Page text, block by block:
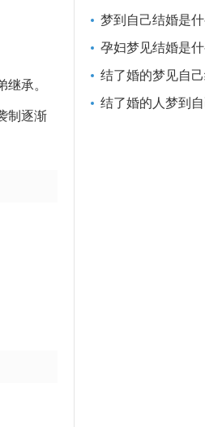
承。
制逐渐
梦到自己结婚是
孕妇梦见结婚是
结了婚的梦见自
结了婚的人梦到